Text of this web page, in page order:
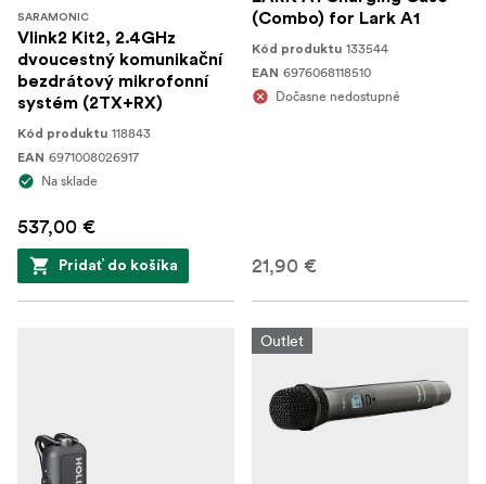
SARAMONIC
Vlink2 Kit2, 2.4GHz
dvoucestný komunikační
bezdrátový mikrofonní
systém (2TX+RX)
Kód produktu 118843
EAN 6971008026917
Na sklade
537,00 €
Pridať do košíka
(Combo) for Lark A1
Kód produktu 133544
EAN 6976068118510
Dočasne nedostupné
21,90 €
Outlet